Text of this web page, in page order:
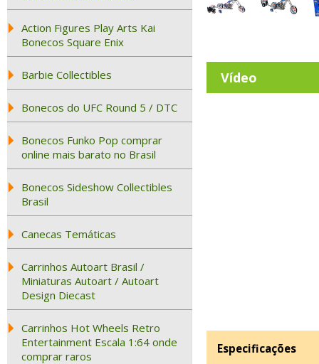
Action Figures Play Arts Kai
Bonecos Square Enix
Barbie Collectibles
Bonecos do UFC Round 5 / DTC
Bonecos Funko Pop comprar
online mais barato no Brasil
Bonecos Sideshow Collectibles
Brasil
Canecas Temáticas
Carrinhos Autoart Brasil /
Miniaturas Autoart / Autoart
Design Diecast
Carrinhos Hot Wheels Retro
Entertainment Escala 1:64 onde
comprar raros
Vídeo
Especificações